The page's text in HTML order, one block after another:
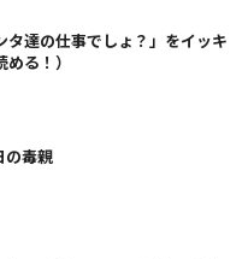
タ達の仕事でしょ？」をイッキ
る！）
の毒親